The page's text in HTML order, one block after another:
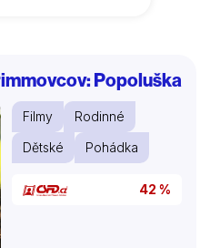
Popoluška
Filmy
Rodinné
Dětské
Pohádka
42 %